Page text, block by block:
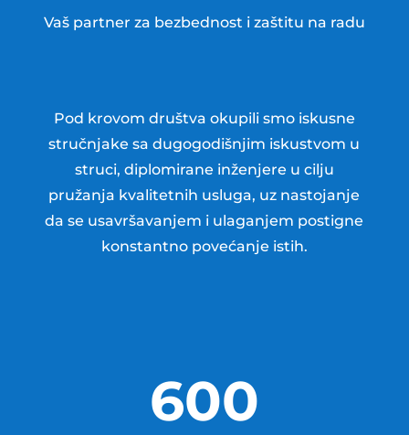
Vaš partner za bezbednost i zaštitu na radu
Pod krovom društva okupili smo iskusne
stručnjake sa dugogodišnjim iskustvom u
struci, diplomirane inženjere u cilju
pružanja kvalitetnih usluga, uz nastojanje
da se usavršavanjem i ulaganjem postigne
konstantno povećanje istih.
600